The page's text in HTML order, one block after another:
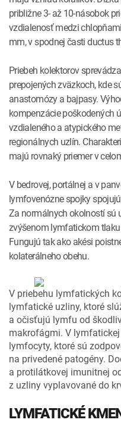
približne 3- až 10-násobok
vzdialenosť medzi
mm, v spodnej časti ductus
Priebeh kolektorov
prepojených zväzkoch, kde
anastomózy a bajpasy.
kompenzácie poškodených
vzdialeného a atypického
regionálnych uzlín.
majú rovnaký priemer v
V bedrovej, portálnej a v
lymfovenózne spojky
Za normálnych okolností sú
zvýšenom lymfatickom
Fungujú tak ako akési
kolaterálneho obehu.
V priebehu lymfatických
lymfatické uzliny, ktoré
a očisťujú lymfu od
makrofágmi. V
lymfocyty, ktoré sú
na privedené patogény.
a protilátkovej imunitnej
z uzliny vyplavované do
LYMFATICKÉ